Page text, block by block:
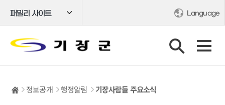
패밀리 사이트 Language
정보공개 행정알림 기장사람들 주요소식